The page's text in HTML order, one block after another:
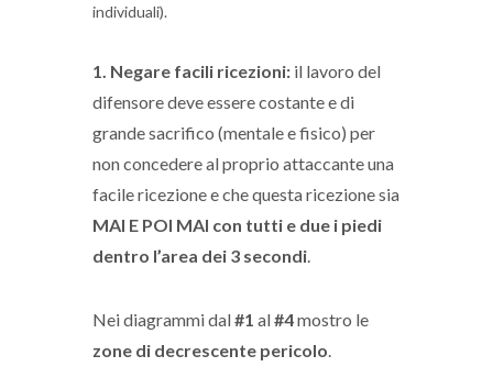
individuali).
1. Negare facili ricezioni: il lavoro del
difensore deve essere costante e di
grande sacrifico (mentale e fisico) per
non concedere al proprio attaccante una
facile ricezione e che questa ricezione sia
MAI E POI MAI con tutti e due i piedi
dentro l’area dei 3 secondi
Nei diagrammi dal#1 al#4mostro le
zone di decrescente pericolo